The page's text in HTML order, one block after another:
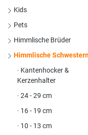
Kids
Pets
Himmlische Brüder
Himmlische
Kantenhocker &
Kerzenhalter
24 - 29 cm
16 - 19 cm
10 - 13 cm